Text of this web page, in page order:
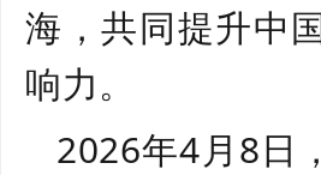
海，共同提升中
响力。
2026年4月8日